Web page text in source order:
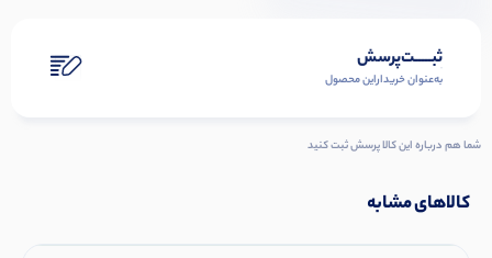
ثبـــــت‌پرسش
به‌عنوان ‌خریدار‌این‌ محصول
شما هم درباره این کالا پرسش ثبت کنید
کالاهای مشابه